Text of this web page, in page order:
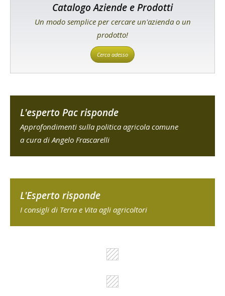
Catalogo Aziende e Prodotti
Un modo semplice per cercare un'azienda o un
prodotto!
Cerca adesso
L'esperto Pac risponde
Approfondimenti sulla politica agricola comune
a cura di Angelo Frascarelli
L'Esperto risponde
I consigli di Terra e Vita agli agricoltori